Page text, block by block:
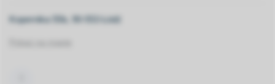
Kopernika 55b, 90-553 Łódź